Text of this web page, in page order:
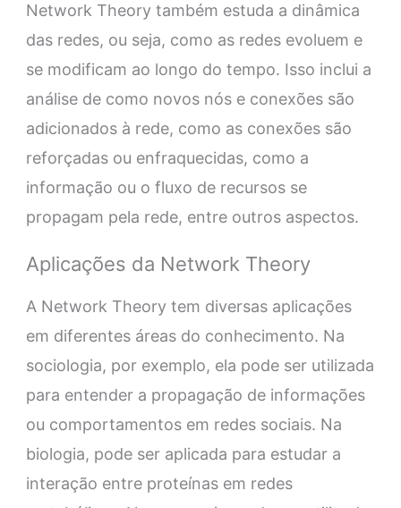
Network Theory também estuda a dinâmica
das redes, ou seja, como as redes evoluem e
se modificam ao longo do tempo. Isso inclui a
análise de como novos nós e conexões são
adicionados à rede, como as conexões são
reforçadas ou enfraquecidas, como a
informação ou o fluxo de recursos se
propagam pela rede, entre outros aspectos.
Aplicações da Network Theory
A Network Theory tem diversas aplicações
em diferentes áreas do conhecimento. Na
sociologia, por exemplo, ela pode ser utilizada
para entender a propagação de informações
ou comportamentos em redes sociais. Na
biologia, pode ser aplicada para estudar a
interação entre proteínas em redes